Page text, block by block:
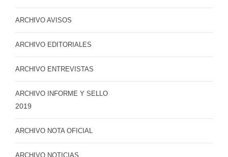
ARCHIVO AVISOS
ARCHIVO EDITORIALES
ARCHIVO ENTREVISTAS
ARCHIVO INFORME Y SELLO
2019
ARCHIVO NOTA OFICIAL
ARCHIVO NOTICIAS